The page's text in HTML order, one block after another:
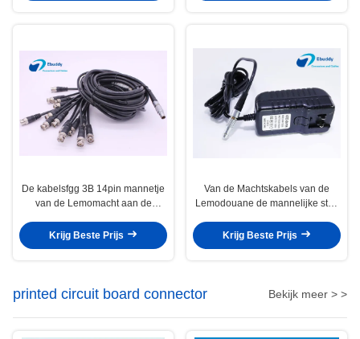
De kabelsfgg 3B 14pin mannetje
van de Lemomacht aan de
opsporingsapparaat
Krijg Beste Prijs
Van de Machtskabels van de
Lemodouane de mannelijke stop
kabel van de machtsadapter
Krijg Beste Prijs
printed circuit board connector Bekijk meer > >